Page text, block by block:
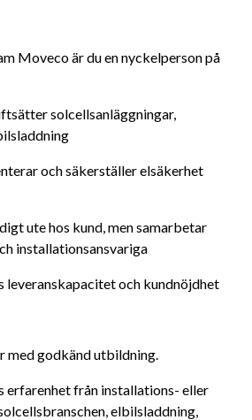
Moveco är du en nyckelperson på
solcellsanläggningar,
och säkerställer elsäkerhet
ute hos kund, men samarbetar
installationsansvariga
leveranskapacitet och kundnöjdhet
med godkänd utbildning.
erfarenhet från installations- eller
elbilsladdning,